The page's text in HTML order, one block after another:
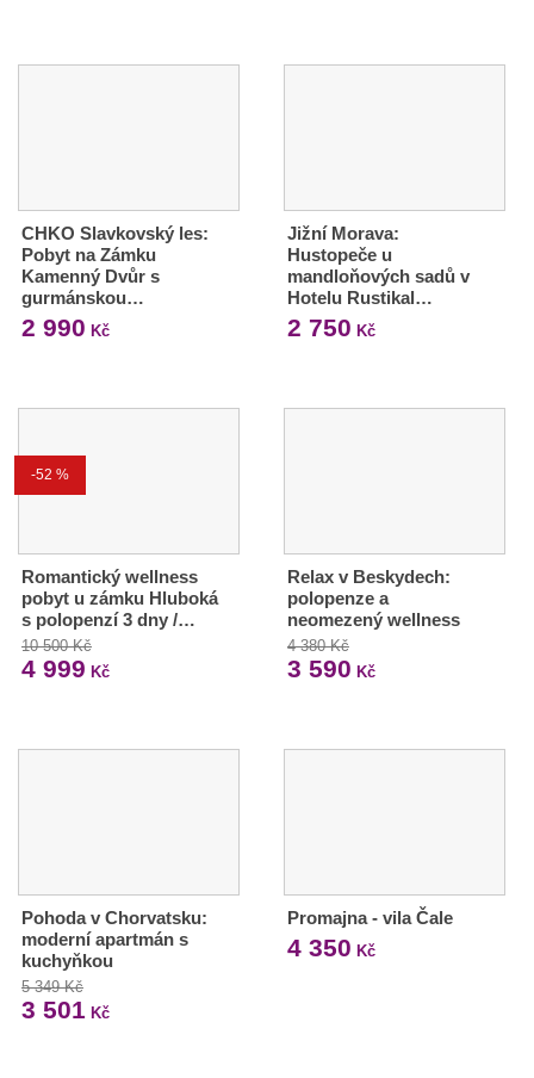
CHKO Slavkovský les:
Pobyt na Zámku
Kamenný Dvůr s
gurmánskou…
2 990 Kč
Jižní Morava:
Hustopeče u
mandloňových sadů v
Hotelu Rustikal…
2 750 Kč
-52 %
Romantický wellness
pobyt u zámku Hluboká
s polopenzí 3 dny /…
10 500 Kč
4 999 Kč
Relax v Beskydech:
polopenze a
neomezený wellness
4 380 Kč
3 590 Kč
Pohoda v Chorvatsku:
moderní apartmán s
kuchyňkou
5 349 Kč
3 501 Kč
Promajna - vila Čale
4 350 Kč